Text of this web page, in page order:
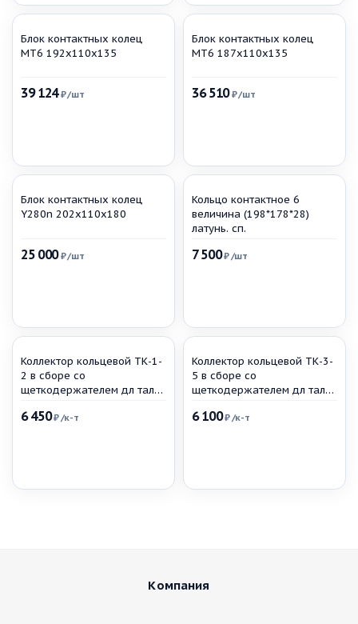
Блок контактных колец
МТ6 192х110х135
39 124₽/шт
Блок контактных колец
МТ6 187х110х135
36 510₽/шт
Блок контактных колец
Y280n 202х110х180
25 000₽/шт
Кольцо контактное 6
величина (198*178*28)
латунь. сп.
7 500₽/шт
Коллектор кольцевой ТК-1-
2 в сборе со
щеткодержателем дл тали
6 450₽ /к-т
Коллектор кольцевой ТК-3-
5 в сборе со
щеткодержателем дл тали
6 100₽ /к-т
Компания